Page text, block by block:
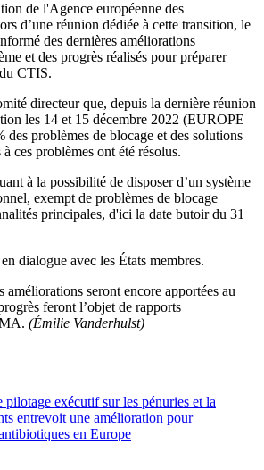
de l'Agence européenne des
d’une réunion dédiée à cette transition, le
des dernières améliorations
et des progrès réalisés pour préparer
CTIS.
directeur que, depuis la dernière réunion
les 14 et 15 décembre 2022 (EUROPE
des problèmes de blocage et des solutions
ces problèmes ont été résolus.
à la possibilité de disposer d’un système
exempt de problèmes de blocage
principales, d'ici la date butoir du 31
dialogue avec les États membres.
améliorations seront encore apportées au
feront l’objet de rapports
(Émilie Vanderhulst)
pilotage exécutif sur les pénuries et la
entrevoit une amélioration pour
en Europe